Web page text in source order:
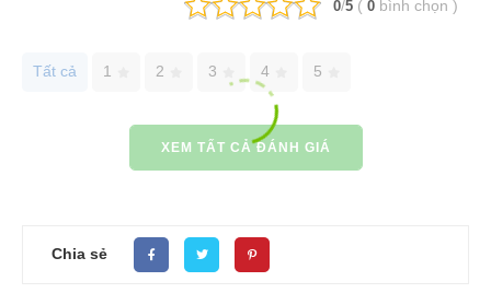
0/5 ( 0 bình chọn )
Tất cả 1 2 3 4 5
XEM TẤT CẢ ĐÁNH GIÁ
Chia sẻ